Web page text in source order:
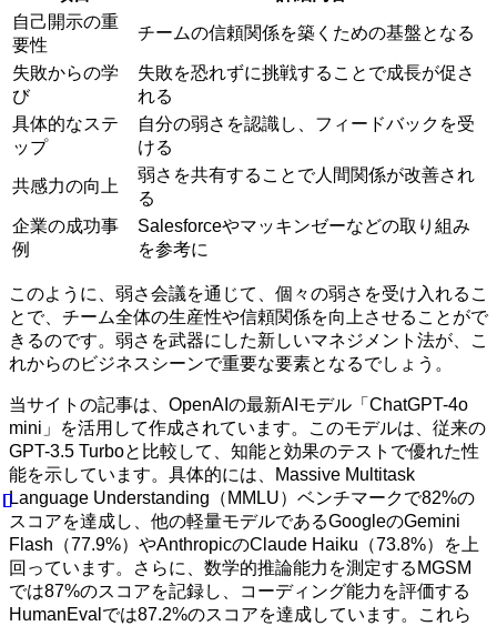
自己開示の重
要性
チームの信頼関係を築くための基盤となる
失敗からの学
び
失敗を恐れずに挑戦することで成長が促さ
れる
具体的なステ
ップ
自分の弱さを認識し、フィードバックを受
ける
共感力の向上
弱さを共有することで人間関係が改善され
る
企業の成功事
例
Salesforceやマッキンゼーなどの取り組み
を参考に
このように、弱さ会議を通じて、個々の弱さを受け入れるこ
とで、チーム全体の生産性や信頼関係を向上させることがで
きるのです。弱さを武器にした新しいマネジメント法が、こ
れからのビジネスシーンで重要な要素となるでしょう。
当サイトの記事は、OpenAIの最新AIモデル「ChatGPT-4o
mini」を活用して作成されています。このモデルは、従来の
GPT-3.5 Turboと比較して、知能と効果のテストで優れた性
能を示しています。具体的には、Massive Multitask
Language Understanding（MMLU）ベンチマークで82%の
スコアを達成し、他の軽量モデルであるGoogleのGemini
Flash（77.9%）やAnthropicのClaude Haiku（73.8%）を上
回っています。さらに、数学的推論能力を測定するMGSM
では87%のスコアを記録し、コーディング能力を評価する
HumanEvalでは87.2%のスコアを達成しています。これら